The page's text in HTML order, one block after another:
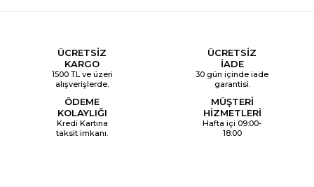
ÜCRETSİZ
KARGO
1500 TL ve üzeri
alışverişlerde.
ÜCRETSİZ
İADE
30 gün içinde iade
garantisi.
ÖDEME
KOLAYLIĞI
Kredi Kartına
taksit imkanı.
MÜŞTERİ
HİZMETLERİ
Hafta içi 09:00-
18:00